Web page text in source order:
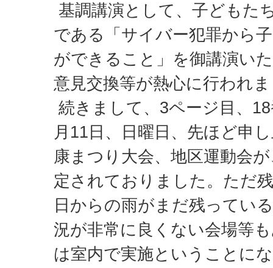
基調講演として、子どもた
である「サイバー犯罪から
ができること」を御講演い
意見交換等が熱心に行われ
続きまして、3ページ目、
月11日、日曜日、先ほど申
康まつり大会、地区運動会
定されておりました。ただ
日からの雨がまだ残ってい
況が非常に良くない会場等
は室内で実施ということに